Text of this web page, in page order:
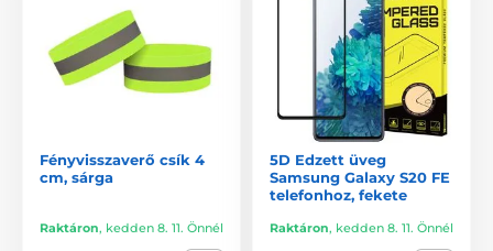
Fényvisszaverő csík 4
cm, sárga
Raktáron, kedden 8. 11. Önnél
5D Edzett üveg
Samsung Galaxy S20 FE
telefonhoz, fekete
Raktáron, kedden 8. 11. Önnél